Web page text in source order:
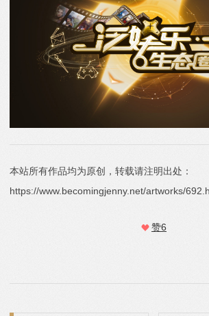
本站所有作品均为原创，转载请注明出处：
https://www.becomingjenny.net/artworks/
赞6